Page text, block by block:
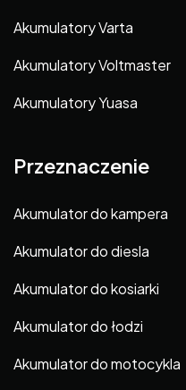
Akumulatory Varta
Akumulatory Voltmaster
Akumulatory Yuasa
Przeznaczenie
Akumulator do kampera
Akumulator do diesla
Akumulator do kosiarki
Akumulator do łodzi
Akumulator do motocykla